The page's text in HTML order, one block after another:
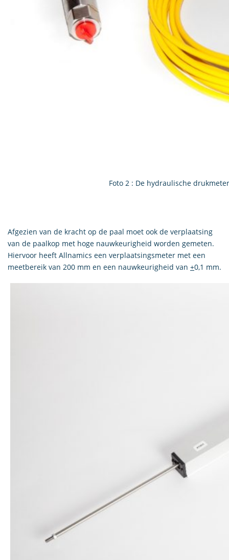
Foto 2 : De hydraulische
Afgezien van de kracht op de paal moet ook de verplaatsing
van de paalkop met hoge nauwkeurigheid worden gemeten.
Hiervoor heeft Allnamics een verplaatsingsmeter met een
meetbereik van 200 mm en een nauwkeurigheid van +0,1 mm.